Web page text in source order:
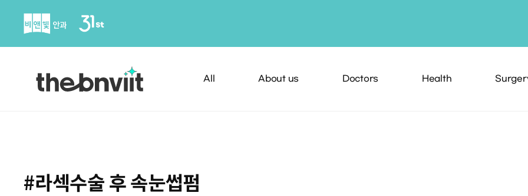
content
All About us Doctors Health
#라섹수술 후 속눈썹펌